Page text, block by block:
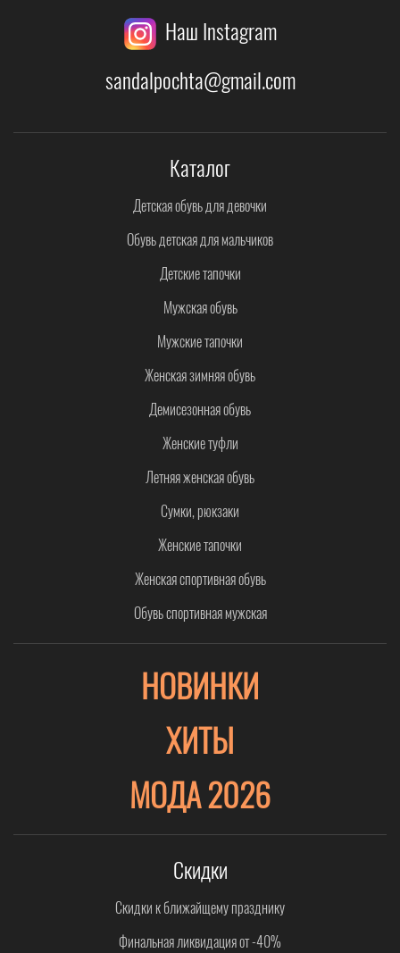
Наш Instagram
sandalpochta@gmail.com
Каталог
Детская обувь для девочки
Обувь детская для мальчиков
Детские тапочки
Мужская обувь
Мужские тапочки
Женская зимняя обувь
Демисезонная обувь
Женские туфли
Летняя женская обувь
Сумки, рюкзаки
Женские тапочки
Женская спортивная обувь
Обувь спортивная мужская
НОВИНКИ
ХИТЫ
МОДА 2026
Скидки
Скидки к ближайщему празднику
Финальная ликвидация от -40%